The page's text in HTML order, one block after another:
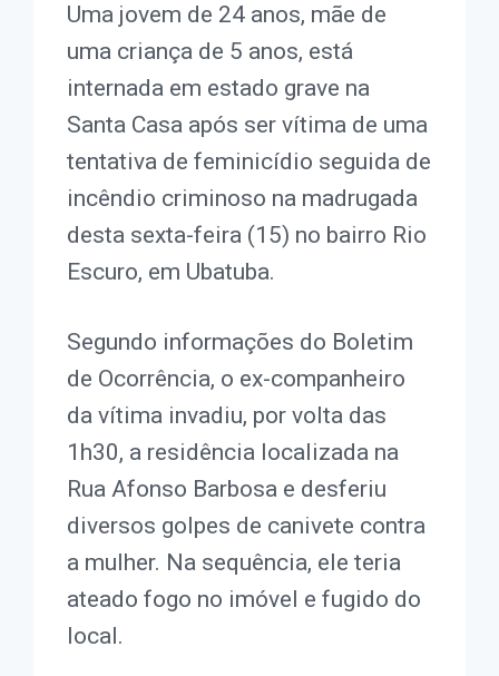
Uma jovem de 24 anos, mãe de
uma criança de 5 anos, está
internada em estado grave na
Santa Casa após ser vítima de uma
tentativa de feminicídio seguida de
incêndio criminoso na madrugada
desta sexta-feira (15) no bairro Rio
Escuro, em Ubatuba.
Segundo informações do Boletim
de Ocorrência, o ex-companheiro
da vítima invadiu, por volta das
1h30, a residência localizada na
Rua Afonso Barbosa e desferiu
diversos golpes de canivete contra
a mulher. Na sequência, ele teria
ateado fogo no imóvel e fugido do
local.